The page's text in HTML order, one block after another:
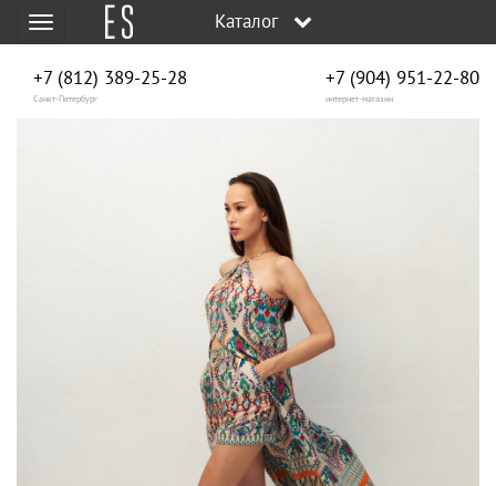
Меню Каталог
+7 (812) 389-25-28
Санкт-Петербург
+7 (904) 951‑22‑80
интернет-магазин